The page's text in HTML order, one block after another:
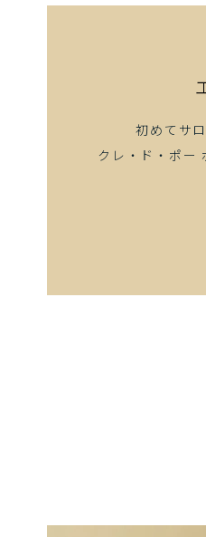
初めてサ
クレ・ド・ポー